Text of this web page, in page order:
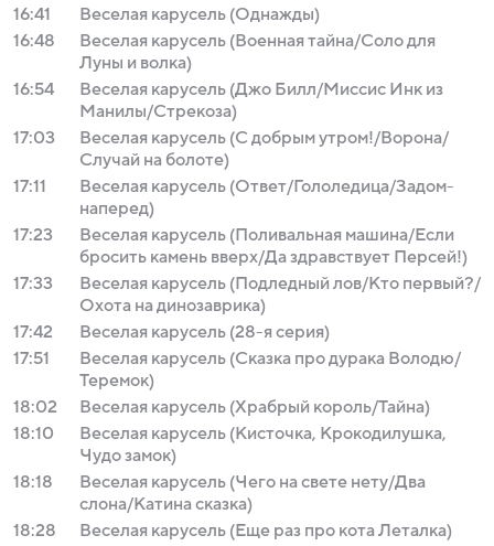
16:41
Веселая карусель (Однажды)
16:48
Веселая карусель (Военная тайна/Соло для
Луны и волка)
16:54
Веселая карусель (Джо Билл/Миссис Инк из
Манилы/Стрекоза)
17:03
Веселая карусель (С добрым утром!/Ворона/
Случай на болоте)
17:11
Веселая карусель (Ответ/Гололедица/Задом-
наперед)
17:23
Веселая карусель (Поливальная машина/Если
бросить камень вверх/Да здравствует Персей!)
17:33
Веселая карусель (Подледный лов/Кто первый?/
Охота на динозаврика)
17:42
Веселая карусель (28-я серия)
17:51
Веселая карусель (Сказка про дурака Володю/
Теремок)
18:02
Веселая карусель (Храбрый король/Тайна)
18:10
Веселая карусель (Кисточка, Крокодилушка,
Чудо замок)
18:18
Веселая карусель (Чего на свете нету/Два
слона/Катина сказка)
18:28
Веселая карусель (Еще раз про кота Леталка)